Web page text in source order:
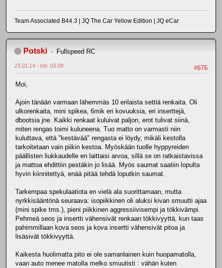
Team Associated B44.3 | JQ The Car Yellow Edition | JQ eCar
Potski Fullspeed RC
#676
23.01.14 - klo: 03.08
Moi,
Ajoin tänään varmaan lähemmäs 10 erilaista settiä renkaita. Oli
ulkorenkaita, mini spikea, 6mik eri kovuuksia, eri inserttejä,
dbootsia jne. Kaikki renkaat kuluivat paljon, erot tulivat siinä,
miten rengas toimi kuluneena. Tuo matto on varmasti niin
kuluttava, että "kestävää" rengasta ei löydy, mikäli kestolla
tarkoitetaan vain piikin kestoa. Myöskään tuolle hyppyreiden
päällisten liukkaudelle en laittaisi arvoa, sillä se on ratkaistavissa
ja mattoa ehdittiin pestäkin jo lisää. Myös saumat saatiin lopulta
hyvin kiinnitettyä, enää pitää tehdä loputkin saumat.
Tarkempaa spekulaatiota en vielä ala suorittamaan, mutta
nyrkkisääntönä seuraava: isopiikkinen oli aluksi kivan smuutti ajaa
(mini spike tms.), pieni piikkinen aggressiivisempi ja tökkivämpi.
Pehmeä seos ja insertti vähensivät renkaan tökkivyyttä, kun taas
pahimmillaan kova seos ja kova insertti vähensivät pitoa ja
lisäsivät tökkivyyttä.
Kaikesta huolimatta pito ei ole samanlainen kuin huopamatolla,
vaan auto menee matolla melko smuutisti : vähän kuten